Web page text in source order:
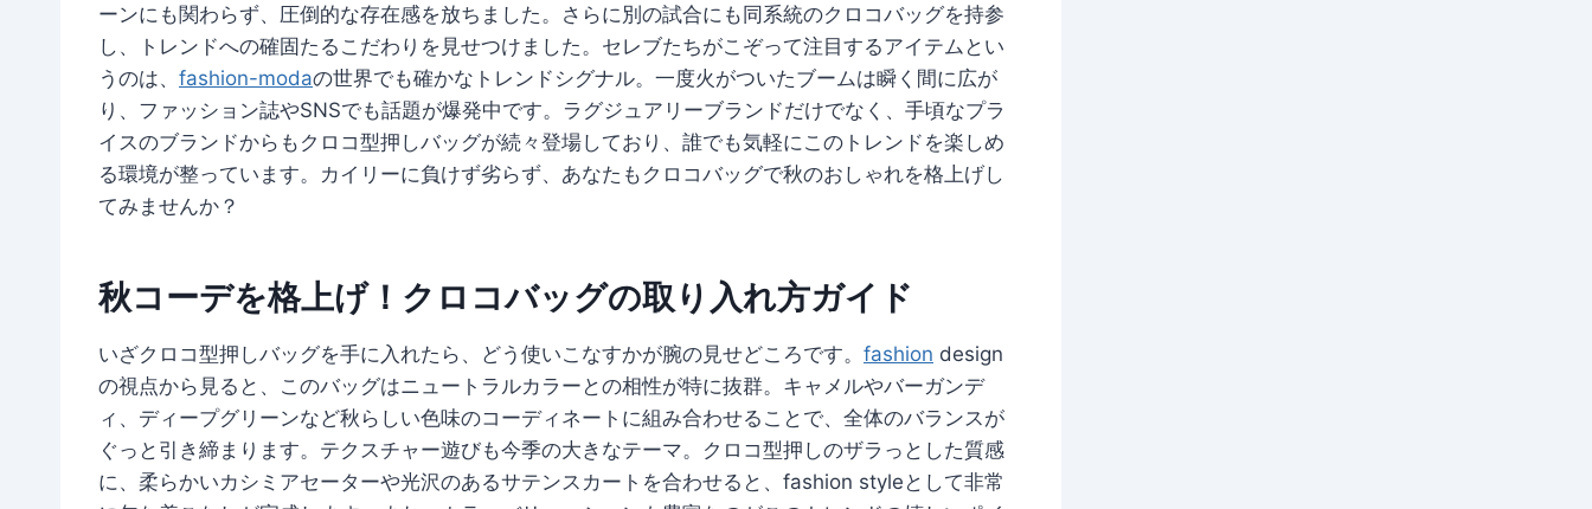
ーンにも関わらず、圧倒的な存在感を放ちました。さらに別の試合にも同系統のクロコバッグを持参
し、トレンドへの確固たるこだわりを見せつけました。セレブたちがこぞって注目するアイテムとい
うのは、 fashion-modaの世界でも確かなトレンドシグナル。一度火がついたブームは瞬く間に広が
り、ファッション誌やSNSでも話題が爆発中です。ラグジュアリーブランドだけでなく、手頃なプラ
イスのブランドからもクロコ型押しバッグが続々登場しており、誰でも気軽にこのトレンドを楽しめ
る環境が整っています。カイリーに負けず劣らず、あなたもクロコバッグで秋のおしゃれを格上げし
てみませんか？
秋コーデを格上げ！クロコバッグの取り入れ方ガイド
いざクロコ型押しバッグを手に入れたら、どう使いこなすかが腕の見せどころです。 fashion design
の視点から見ると、このバッグはニュートラルカラーとの相性が特に抜群。キャメルやバーガンデ
ィ、ディープグリーンなど秋らしい色味のコーディネートに組み合わせることで、全体のバランスが
ぐっと引き締まります。テクスチャー遊びも今季の大きなテーマ。クロコ型押しのザラっとした質感
に、柔らかいカシミアセーターや光沢のあるサテンスカートを合わせると、fashion styleとして非常